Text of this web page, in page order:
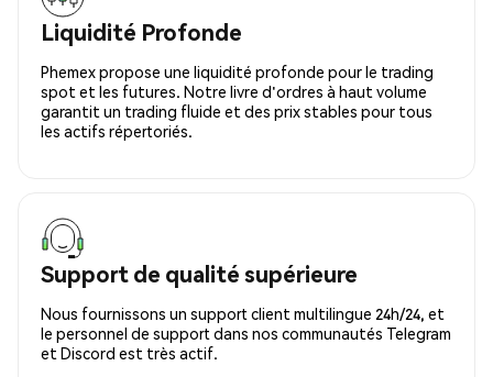
Liquidité Profonde
Phemex propose une liquidité profonde pour le trading
spot et les futures. Notre livre d'ordres à haut volume
garantit un trading fluide et des prix stables pour tous
les actifs répertoriés.
Support de qualité supérieure
Nous fournissons un support client multilingue 24h/24, et
le personnel de support dans nos communautés Telegram
et Discord est très actif.